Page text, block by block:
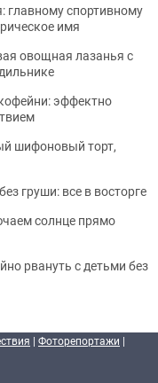
главному спортивному
имя
овощная лазанья с
эффектно
шифоновый торт,
груши: все в восторге
солнце прямо
рвануть с детьми без
| Фоторепортажи |